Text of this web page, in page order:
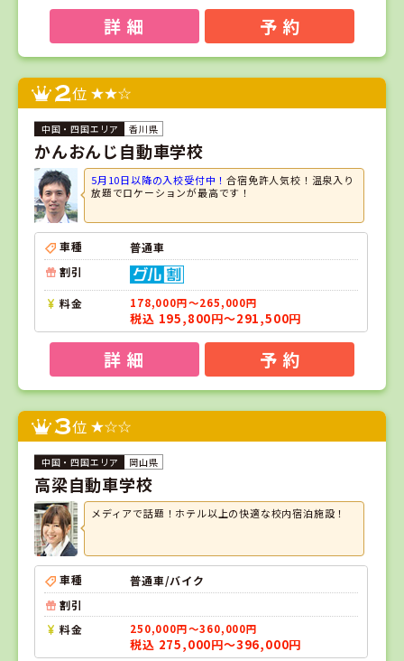
詳 細 予 約
2位
香川県
かんおんじ自動車学校
5月10日以降の入校受付中！合宿免許人気校！温泉入り
放題でロケーションが最高です！
車種
普通車
割引
料金 178,000円～265,000円
税込 195,800円～291,500円
詳 細 予 約
3位
岡山県
高梁自動車学校
メディアで話題！ホテル以上の快適な校内宿泊施設！
車種
普通車/バイク
割引
料金
250,000円～360,000円
税込 275,000円～396,000円